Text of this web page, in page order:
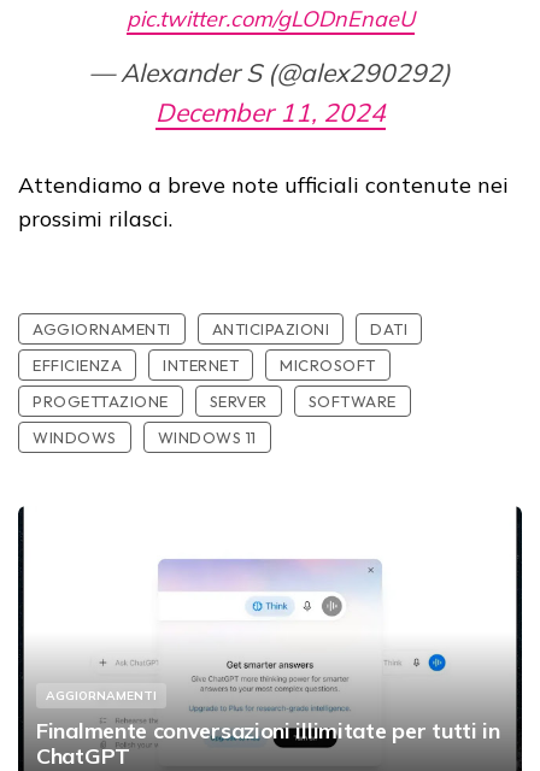
pic.twitter.com/gLODnEnaeU
— Alexander S (@alex290292)
December 11, 2024
Attendiamo a breve note ufficiali contenute nei
prossimi rilasci.
AGGIORNAMENTI ANTICIPAZIONI
DATI
EFFICIENZA
INTERNET
MICROSOFT
PROGETTAZIONE
SERVER
SOFTWARE
WINDOWS
WINDOWS 11
AGGIORNAMENTI
Finalmente conversazioni illimitate per tutti in
ChatGPT